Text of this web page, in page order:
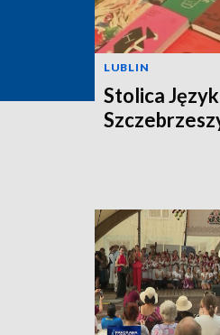
LUBLIN
Stolica